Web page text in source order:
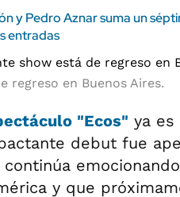
y Pedro Aznar suma un
entradas
regreso en Buenos Aires.
"Ecos" ya es
debut fue
y que